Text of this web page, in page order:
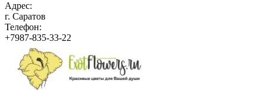
Адрес:
г. Саратов
Телефон:
+7987-835-33-22